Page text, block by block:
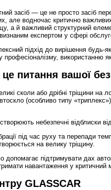
засіб — це не просто засіб
але водночас критично
а й важливий структурний
експертом у сфері
підхід до вирішення будь-
професіоналізму, використанню
питання вашої
сколи або дрібні тріщини
(особливо типу
небезпечні відблиски
під час руху та перепади
на велику тріщину.
допомагає підтримувати дах
навантаження у критичний
GLASSCAR